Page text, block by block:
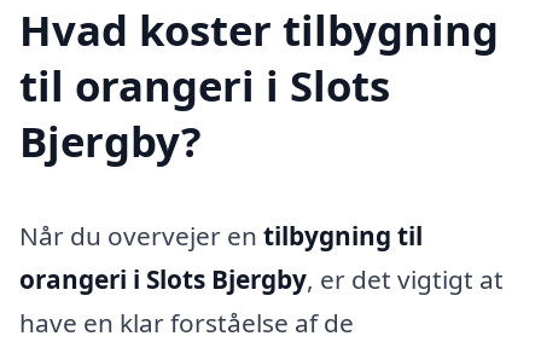
Hvad koster tilbygning
til orangeri i Slots
Bjergby?
Når du overvejer en tilbygning til
orangeri i Slots Bjergby, er det vigtigt at
have en klar forståelse af de